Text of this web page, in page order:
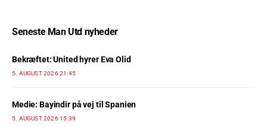
Seneste Man Utd nyheder
Bekræftet: United hyrer Eva Olid
5. AUGUST 2026 21:45
Medie: Bayindir på vej til Spanien
5. AUGUST 2026 15:39